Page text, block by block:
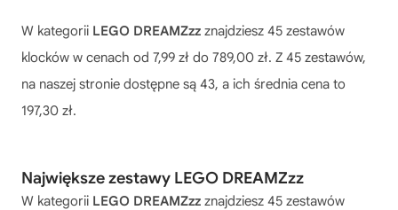
W kategorii LEGO DREAMZzz znajdziesz 45 zestawów
klocków w cenach od 7,99 zł do 789,00 zł. Z 45 zestawów,
na naszej stronie dostępne są 43, a ich średnia cena to
197,30 zł.
Największe zestawy LEGO DREAMZzz
W kategorii LEGO DREAMZzz znajdziesz 45 zestawów